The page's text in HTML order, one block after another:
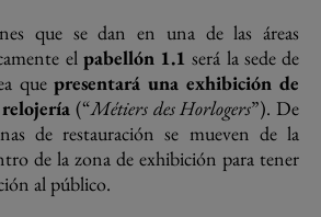
que se dan en una de las áreas
el pabellón 1.1 será la sede de
quepresentará una exhibición de
(“Métiers des Horlogers”). De
de restauración se mueven de la
de la zona de exhibición para tener
al público.